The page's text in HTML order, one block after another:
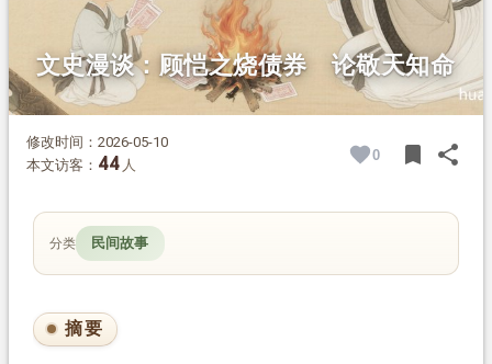
文史漫谈：顾恺之烧债券 论敬天知命
修改时间：2026-05-10
本文访客： 44人
0 bookmark share
分类 民间故事
摘要